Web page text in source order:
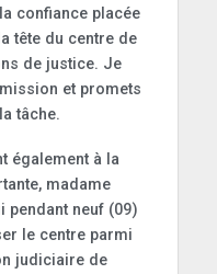
confiance placée
tête du centre de
de justice. Je
et promets
tâche.
également à la
madame
pendant neuf (09)
le centre parmi
judiciaire de